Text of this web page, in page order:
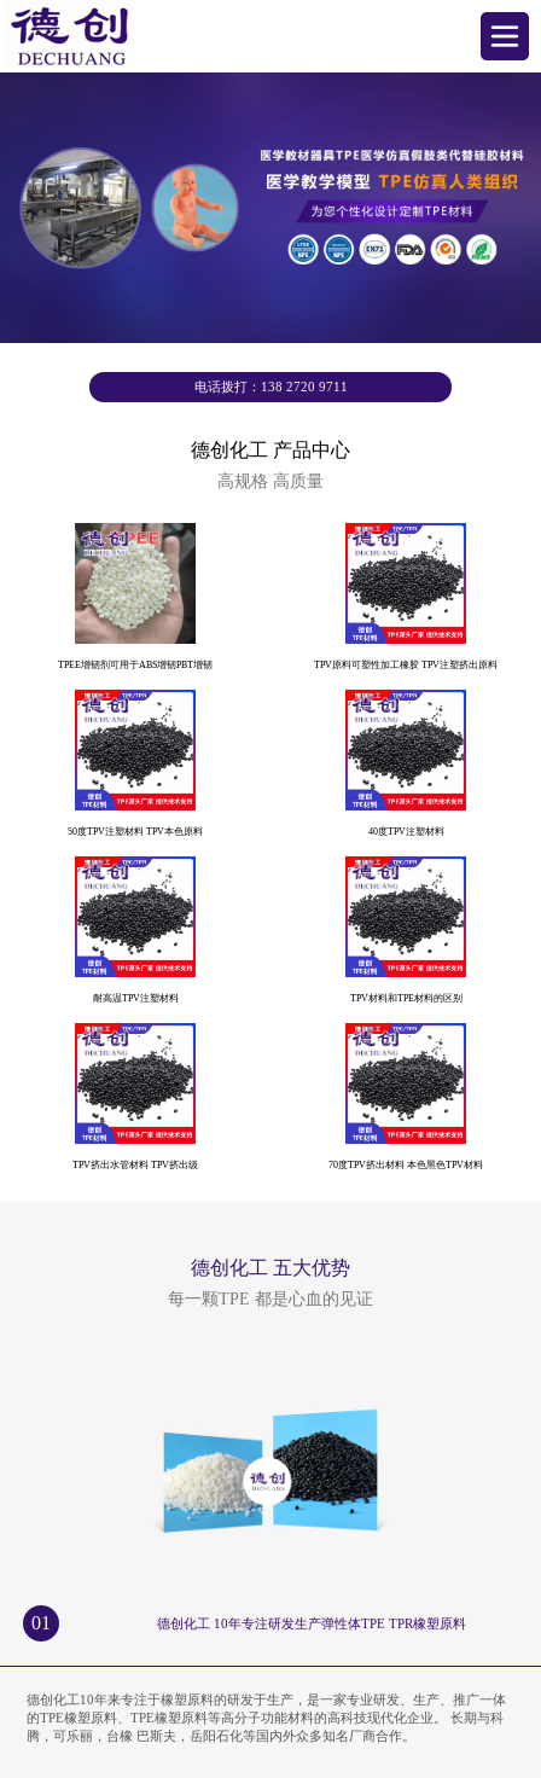
电话拨打：138 2720 9711
德创化工 产品中心
高规格 高质量
TPEE增韧剂可用于ABS增韧PBT增韧 TPV原料可塑性加工橡胶 TPV注塑挤出原料
50度TPV注塑材料 TPV本色原料 40度TPV注塑材料
耐高温TPV注塑材料 TPV材料和TPE材料的区别
TPV挤出水管材料 TPV挤出级 70度TPV挤出材料 本色黑色TPV材料
德创化工 五大优势
每一颗TPE 都是心血的见证
01 德创化工 10年专注研发生产弹性体TPE TPR橡塑原料
德创化工10年来专注于橡塑原料的研发于生产，是一家专业研发、生产、推广一体
的TPE橡塑原料、TPE橡塑原料等高分子功能材料的高科技现代化企业。 长期与科
腾，可乐丽，台橡 巴斯夫，岳阳石化等国内外众多知名厂商合作。